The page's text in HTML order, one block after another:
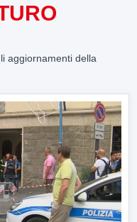
aggiornamenti della